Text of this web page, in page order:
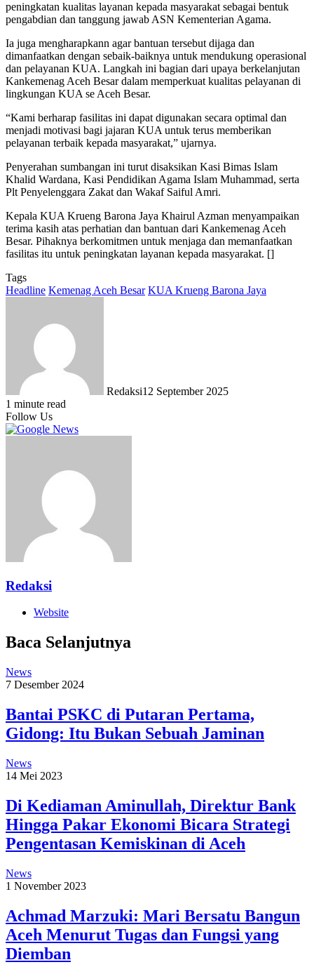
peningkatan kualitas layanan kepada masyarakat sebagai bentuk
pengabdian dan tanggung jawab ASN Kementerian Agama.
Ia juga mengharapkann agar bantuan tersebut dijaga dan
dimanfaatkan dengan sebaik-baiknya untuk mendukung operasional
dan pelayanan KUA. Langkah ini bagian dari upaya berkelanjutan
Kankemenag Aceh Besar dalam memperkuat kualitas pelayanan di
lingkungan KUA se Aceh Besar.
“Kami berharap fasilitas ini dapat digunakan secara optimal dan
menjadi motivasi bagi jajaran KUA untuk terus memberikan
pelayanan terbaik kepada masyarakat,” ujarnya.
Penyerahan sumbangan ini turut disaksikan Kasi Bimas Islam
Khalid Wardana, Kasi Pendidikan Agama Islam Muhammad, serta
Plt Penyelenggara Zakat dan Wakaf Saiful Amri.
Kepala KUA Krueng Barona Jaya Khairul Azman menyampaikan
terima kasih atas perhatian dan bantuan dari Kankemenag Aceh
Besar. Pihaknya berkomitmen untuk menjaga dan memanfaatkan
fasilitas itu untuk peningkatan layanan kepada masyarakat. []
Tags
Headline Kemenag Aceh Besar KUA Krueng Barona Jaya
Redaksi12 September 2025
1 minute read
Follow Us
Redaksi
Website
Baca Selanjutnya
News
7 Desember 2024
Bantai PSKC di Putaran Pertama,
Gidong: Itu Bukan Sebuah Jaminan
News
14 Mei 2023
Di Kediaman Aminullah, Direktur Bank
Hingga Pakar Ekonomi Bicara Strategi
Pengentasan Kemiskinan di Aceh
News
1 November 2023
Achmad Marzuki: Mari Bersatu Bangun
Aceh Menurut Tugas dan Fungsi yang
Diemban